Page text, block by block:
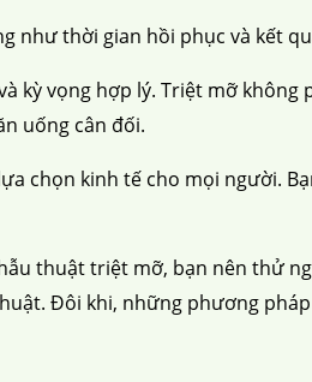
như thời gian hồi phục và kết
kỳ vọng hợp lý. Triệt mỡ
uống cân đối.
chọn kinh tế cho mọi người.
thuật triệt mỡ, bạn nên thử
Đôi khi, những phương